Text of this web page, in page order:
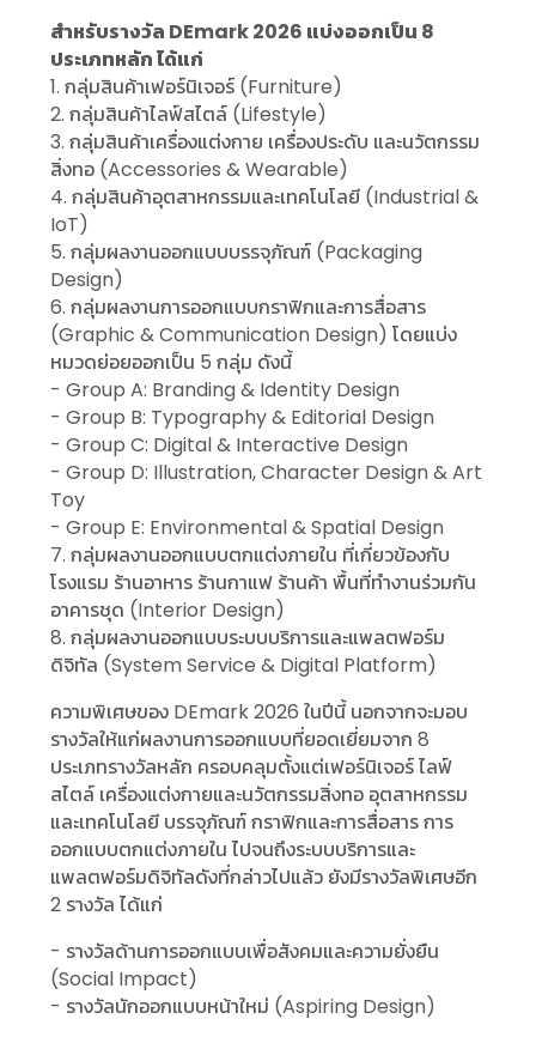
สำหรับรางวัล DEmark 2026 แบ่งออกเป็น 8
ประเภทหลัก ได้แก่
1. กลุ่มสินค้าเฟอร์นิเจอร์ (Furniture)
2. กลุ่มสินค้าไลฟ์สไตล์ (Lifestyle)
3. กลุ่มสินค้าเครื่องแต่งกาย เครื่องประดับ และนวัตกรรม
สิ่งทอ (Accessories & Wearable)
4. กลุ่มสินค้าอุตสาหกรรมและเทคโนโลยี (Industrial &
IoT)
5. กลุ่มผลงานออกแบบบรรจุภัณฑ์ (Packaging
Design)
6. กลุ่มผลงานการออกแบบกราฟิกและการสื่อสาร
(Graphic & Communication Design) โดยแบ่ง
หมวดย่อยออกเป็น 5 กลุ่ม ดังนี้
- Group A: Branding & Identity Design
- Group B: Typography & Editorial Design
- Group C: Digital & Interactive Design
- Group D: Illustration, Character Design & Art
Toy
- Group E: Environmental & Spatial Design
7. กลุ่มผลงานออกแบบตกแต่งภายใน ที่เกี่ยวข้องกับ
โรงแรม ร้านอาหาร ร้านกาแฟ ร้านค้า พื้นที่ทำงานร่วมกัน
อาคารชุด (Interior Design)
8. กลุ่มผลงานออกแบบระบบบริการและแพลตฟอร์ม
ดิจิทัล (System Service & Digital Platform)
ความพิเศษของ DEmark 2026 ในปีนี้ นอกจากจะมอบ
รางวัลให้แก่ผลงานการออกแบบที่ยอดเยี่ยมจาก 8
ประเภทรางวัลหลัก ครอบคลุมตั้งแต่เฟอร์นิเจอร์ ไลฟ์
สไตล์ เครื่องแต่งกายและนวัตกรรมสิ่งทอ อุตสาหกรรม
และเทคโนโลยี บรรจุภัณฑ์ กราฟิกและการสื่อสาร การ
ออกแบบตกแต่งภายใน ไปจนถึงระบบบริการและ
แพลตฟอร์มดิจิทัลดังที่กล่าวไปแล้ว ยังมีรางวัลพิเศษอีก
2 รางวัล ได้แก่
- รางวัลด้านการออกแบบเพื่อสังคมและความยั่งยืน
(Social Impact)
- รางวัลนักออกแบบหน้าใหม่ (Aspiring Design)